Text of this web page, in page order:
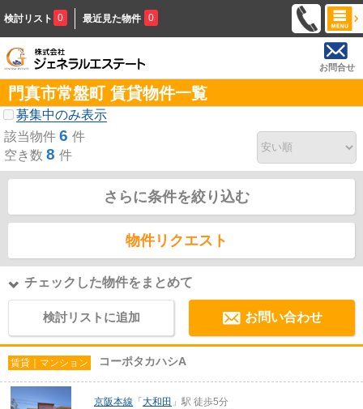
検討リスト 0 最近見た物件 0
お問合せ
門真市常盤町 賃貸物件一覧
募集中のみ表示
該当物件 6 件
空き数 8 件
さらに条件を絞り込む
物件リクエスト
チェックした物件をまとめて
検討リストに追加 お問い合わせ
賃貸｜マンション コーポタカハシA
京阪本線 「 大和田 」駅 徒歩5分